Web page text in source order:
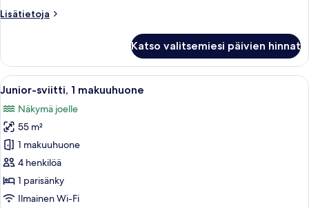
Lisätietoja
Lisätietoja
2
parisänkyä
Katso valitsemiesi päivien hinnat
Avaa
kaikki
huonetyypin
Junior-
sviitti,
1
makuuhuone
kuvat
Hotellihuone, jossa on suuri ikkuna,
9
Junior-sviitti, 1 makuuhuone
Näkymä joelle
55 m²
1 makuuhuone
4 henkilöä
1 parisänky
Ilmainen Wi-Fi